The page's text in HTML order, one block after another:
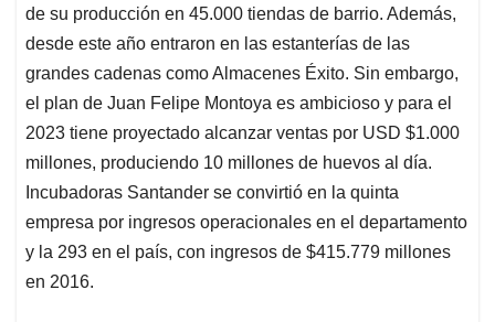
de su producción en 45.000 tiendas de barrio. Además,
desde este año entraron en las estanterías de las
grandes cadenas como Almacenes Éxito. Sin embargo,
el plan de Juan Felipe Montoya es ambicioso y para el
2023 tiene proyectado alcanzar ventas por USD $1.000
millones, produciendo 10 millones de huevos al día.
Incubadoras Santander se convirtió en la quinta
empresa por ingresos operacionales en el departamento
y la 293 en el país, con ingresos de $415.779 millones
en 2016.